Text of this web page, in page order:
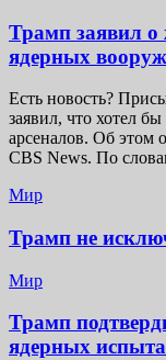
Трамп заявил о
ядерных
Есть новость?
заявил, что хотел
арсеналов. Об этом
CBS News. По
Мир
Трамп не
Мир
Трамп
ядерных